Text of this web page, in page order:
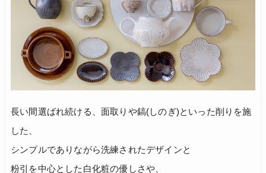
長い間選ばれ続ける、面取りや鎬(しのぎ)といった削りを施
した、
シンプルでありながら洗練されたデザインと
粉引を中心とした白化粧の優しさや、